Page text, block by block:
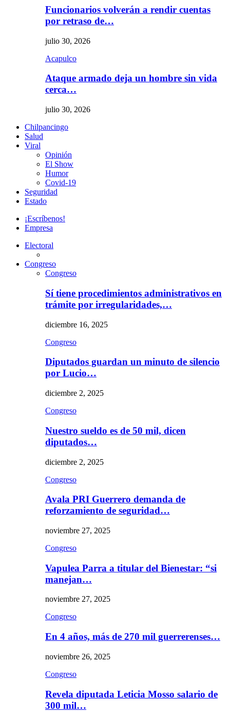
Funcionarios volverán a rendir cuentas
por retraso de…
julio 30, 2026
Acapulco
Ataque armado deja un hombre sin vida
cerca…
julio 30, 2026
Chilpancingo
Salud
Viral
Opinión
El Show
Humor
Covid-19
Seguridad
Estado
¡Escríbenos!
Empresa
Electoral
Congreso
Congreso
Sí tiene procedimientos administrativos en
trámite por irregularidades,…
diciembre 16, 2025
Congreso
Diputados guardan un minuto de silencio
por Lucio…
diciembre 2, 2025
Congreso
Nuestro sueldo es de 50 mil, dicen
diputados…
diciembre 2, 2025
Congreso
Avala PRI Guerrero demanda de
reforzamiento de seguridad…
noviembre 27, 2025
Congreso
Vapulea Parra a titular del Bienestar: “si
manejan…
noviembre 27, 2025
Congreso
En 4 años, más de 270 mil guerrerenses…
noviembre 26, 2025
Congreso
Revela diputada Leticia Mosso salario de
300 mil…